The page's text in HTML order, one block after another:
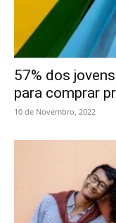
57% dos
para comprar
10 de Novembro, 2022